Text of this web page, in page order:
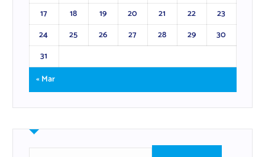
17
18 19 20 21 22
23
24
25 26 27 28 29
30
31
« Mar